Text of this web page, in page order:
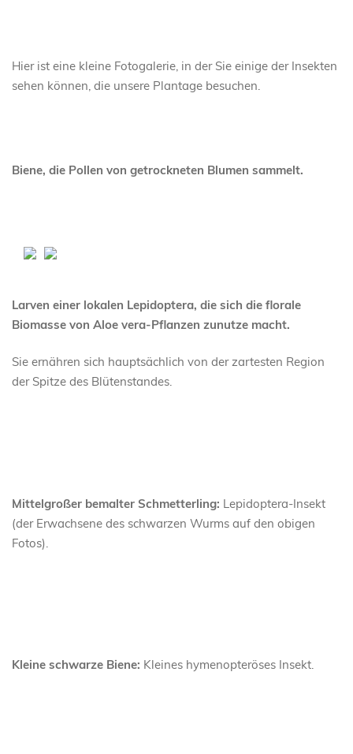
Hier ist eine kleine Fotogalerie, in der Sie einige der Insekten
sehen können, die unsere Plantage besuchen.
Biene, die Pollen von getrockneten Blumen sammelt.
Larven einer lokalen Lepidoptera, die sich die florale
Biomasse von Aloe vera-Pflanzen zunutze macht.
Sie ernähren sich hauptsächlich von der zartesten Region
der Spitze des Blütenstandes.
Mittelgroßer bemalter Schmetterling: Lepidoptera-Insekt
(der Erwachsene des schwarzen Wurms auf den obigen
Fotos).
Kleine schwarze Biene: Kleines hymenopteröses Insekt.